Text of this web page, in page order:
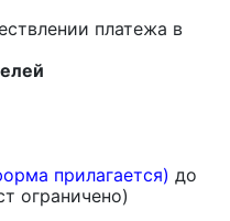
платежа в
прилагается) до
ограничено)